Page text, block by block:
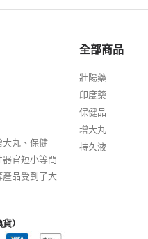
丸、保健
官短小等問
品受到了大
）
全部商品
壯陽藥
印度藥
保健品
增大丸
持久液